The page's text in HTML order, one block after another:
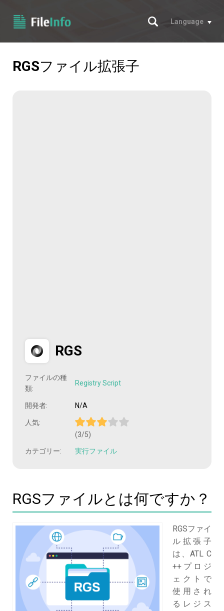
サーチ
Language
RGSファイル拡張子
RGS
ファイルの種
類:
Registry Script
開発者: N/A
人気:
(3/5)
カテゴリー: 実行ファイル
RGSファイルとは何ですか？
RGSファイ
ル拡張子
は、ATL C
++プロジ
ェクトで
使用され
るレジス